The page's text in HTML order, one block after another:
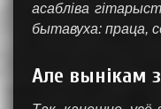
асабліва
бытавуха: праца,
Але вынікам